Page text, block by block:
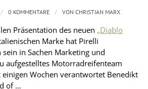
Präsentation des neuen „Diablo
Marke hat Pirelli
in Sachen Marketing und
aufgestelltes Motorradreifenteam
Wochen verantwortet Benedikt
of …
/ 0 KOMMENTARE / VONCHRISTIAN MARX